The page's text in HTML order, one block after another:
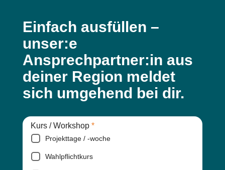
Einfach ausfüllen –
unser:e
Ansprechpartner:in aus
deiner Region meldet
sich umgehend bei dir.
Kurs / Workshop *
Projekttage / -woche
Wahlpflichtkurs